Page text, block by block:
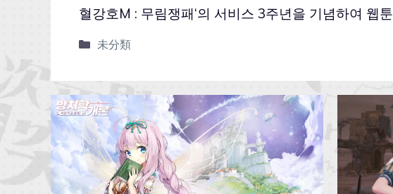
혈강호M : 무림쟁패‘의 서비스 3주년을 기념하여 웹툰
未分類